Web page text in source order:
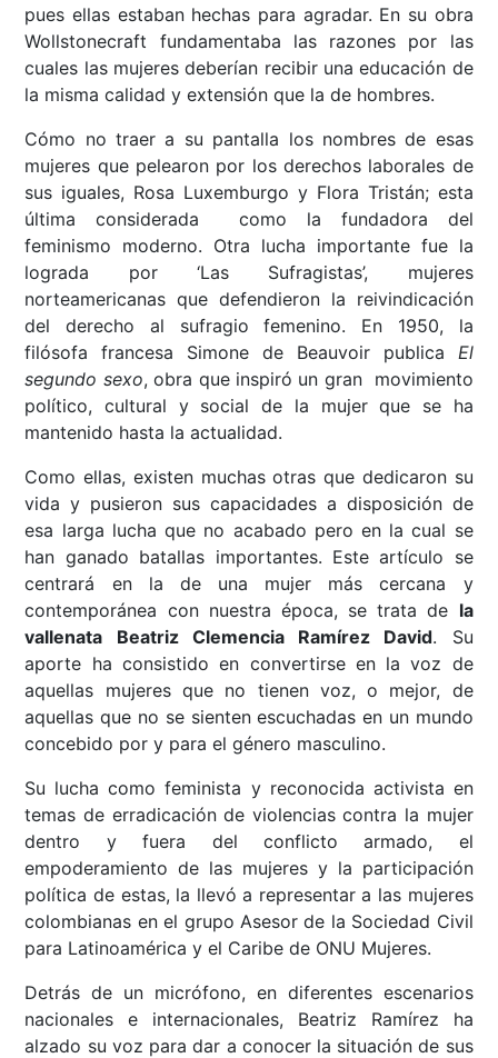
pues ellas estaban hechas para agradar. En su obra
Wollstonecraft fundamentaba las razones por las
cuales las mujeres deberían recibir una educación de
la misma calidad y extensión que la de hombres.
Cómo no traer a su pantalla los nombres de esas
mujeres que pelearon por los derechos laborales de
sus iguales, Rosa Luxemburgo y Flora Tristán; esta
última considerada como la fundadora del
feminismo moderno. Otra lucha importante fue la
lograda por ‘Las Sufragistas’, mujeres
norteamericanas que defendieron la reivindicación
del derecho al sufragio femenino. En 1950, la
filósofa francesa Simone de Beauvoir publica El
segundo sexo, obra que inspiró un gran movimiento
político, cultural y social de la mujer que se ha
mantenido hasta la actualidad.
Como ellas, existen muchas otras que dedicaron su
vida y pusieron sus capacidades a disposición de
esa larga lucha que no acabado pero en la cual se
han ganado batallas importantes. Este artículo se
centrará en la de una mujer más cercana y
contemporánea con nuestra época, se trata de la
vallenata Beatriz Clemencia Ramírez David. Su
aporte ha consistido en convertirse en la voz de
aquellas mujeres que no tienen voz, o mejor, de
aquellas que no se sienten escuchadas en un mundo
concebido por y para el género masculino.
Su lucha como feminista y reconocida activista en
temas de erradicación de violencias contra la mujer
dentro y fuera del conflicto armado, el
empoderamiento de las mujeres y la participación
política de estas, la llevó a representar a las mujeres
colombianas en el grupo Asesor de la Sociedad Civil
para Latinoamérica y el Caribe de ONU Mujeres.
Detrás de un micrófono, en diferentes escenarios
nacionales e internacionales, Beatriz Ramírez ha
alzado su voz para dar a conocer la situación de sus